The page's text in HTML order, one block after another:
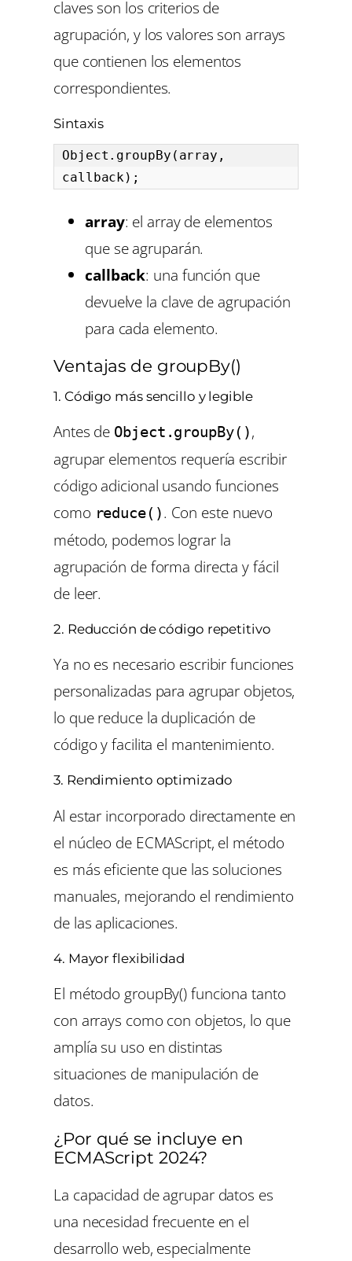
claves son los criterios de
agrupación, y los valores son arrays
que contienen los elementos
correspondientes.
Sintaxis
Object.groupBy(array,
callback);
array: el array de elementos
que se agruparán.
callback: una función que
devuelve la clave de agrupación
para cada elemento.
Ventajas de groupBy()
1. Código más sencillo y legible
Antes de Object.groupBy(),
agrupar elementos requería escribir
código adicional usando funciones
como reduce(). Con este nuevo
método, podemos lograr la
agrupación de forma directa y fácil
de leer.
2. Reducción de código repetitivo
Ya no es necesario escribir funciones
personalizadas para agrupar objetos,
lo que reduce la duplicación de
código y facilita el mantenimiento.
3. Rendimiento optimizado
Al estar incorporado directamente en
el núcleo de ECMAScript, el método
es más eficiente que las soluciones
manuales, mejorando el rendimiento
de las aplicaciones.
4. Mayor flexibilidad
El método groupBy() funciona tanto
con arrays como con objetos, lo que
amplía su uso en distintas
situaciones de manipulación de
datos.
¿Por qué se incluye en
ECMAScript 2024?
La capacidad de agrupar datos es
una necesidad frecuente en el
desarrollo web, especialmente